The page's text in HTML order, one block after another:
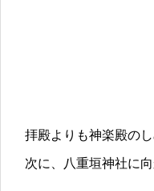
拝殿よりも神楽殿の
次に、八重垣神社に向